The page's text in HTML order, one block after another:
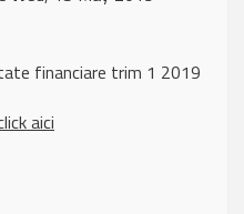
financiare trim 1 2019
aici